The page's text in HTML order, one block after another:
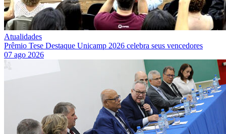
Atualidades
Prêmio Tese Destaque Unicamp 2026 celebra seus vencedores
07 ago 2026